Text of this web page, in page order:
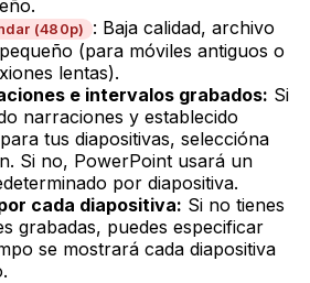
(480p)
: Baja calidad, archivo
(para móviles antiguos o
lentas).
e intervalos grabados: Si
narraciones y establecido
tus diapositivas, seleccióna
Si no, PowerPoint usará un
por diapositiva.
cada diapositiva: Si no tienes
grabadas, puedes especificar
se mostrará cada diapositiva